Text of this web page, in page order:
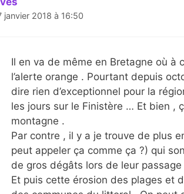
janvier 2018 à 16:50
Il en va de même en Bretagne où à
l’alerte orange . Pourtant depuis
dire rien d’exceptionnel pour la
les jours sur le Finistère … Et bien ,
montagne .
Par contre , il y a je trouve de plus
peut appeler ça comme ça ?) qui
de gros dégâts lors de leur
Et puis cette érosion des plages et